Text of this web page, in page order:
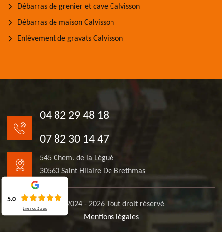
Débarras de grenier et cave Calvisson
Débarras de maison Calvisson
Enlèvement de gravats Calvisson
04 82 29 48 18
07 82 30 14 47
545 Chem. de la Légué
30560 Saint Hilaire De Brethmas
© 2024 - 2026 Tout droit réservé
Mentions légales
5.0
Lire nos5 avis